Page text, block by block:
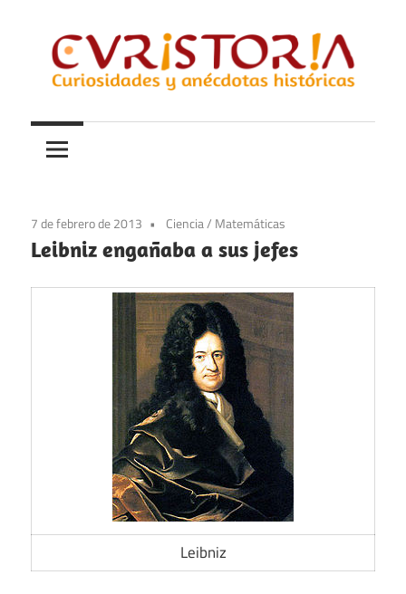
contenido
Curistoria
y
anécdotas
historia
7 de febrero de 2013 Ciencia/ Matemáticas
Leibniz engañaba a sus jefes
Leibniz